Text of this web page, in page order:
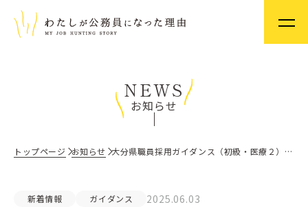
NEWS
お知らせ
トップページ お知らせ 大分県職員採用ガイダンス（初級・医療２）を開催します♪
新着情報 ガイダンス 2025.06.03